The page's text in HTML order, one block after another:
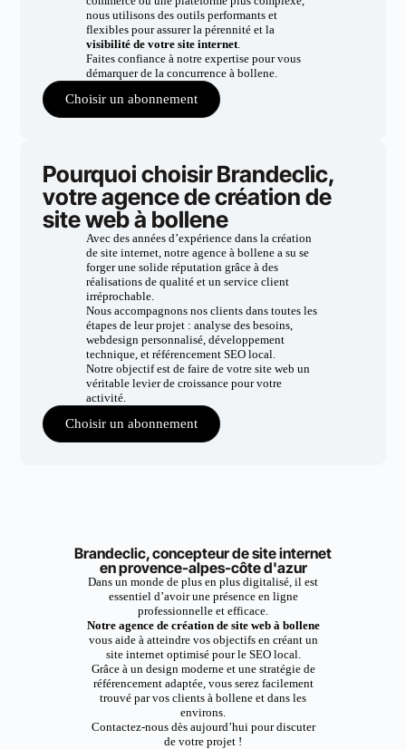
nous utilisons des outils performants et
flexibles pour assurer la pérennité et la
visibilité de votre site internet.
Faites confiance à notre expertise pour vous
démarquer de la concurrence à bollene.
Choisir un abonnement
Pourquoi choisir Brandeclic,
votre agence de création de
site web à bollene
Avec des années d’expérience dans la création
de site internet, notre agence à bollene a su se
forger une solide réputation grâce à des
réalisations de qualité et un service client
irréprochable.
Nous accompagnons nos clients dans toutes les
étapes de leur projet : analyse des besoins,
webdesign personnalisé, développement
technique, et référencement SEO local.
Notre objectif est de faire de votre site web un
véritable levier de croissance pour votre
activité.
Choisir un abonnement
Brandeclic, concepteur de site internet
en provence-alpes-côte d'azur
Dans un monde de plus en plus digitalisé, il est
essentiel d’avoir une présence en ligne
professionnelle et efficace.
Notre agence de création de site web à bollene
vous aide à atteindre vos objectifs en créant un
site internet optimisé pour le SEO local.
Grâce à un design moderne et une stratégie de
référencement adaptée, vous serez facilement
trouvé par vos clients à bollene et dans les
environs.
Contactez-nous dès aujourd’hui pour discuter
de votre projet !